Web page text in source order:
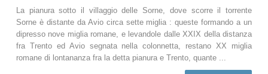
La pianura sotto il villaggio delle Sorne, dove scorre il torrente
Sorne è distante da Avio circa sette miglia : queste formando a un
dipresso nove miglia romane, e levandole dalle XXIX della distanza
fra Trento ed Avio segnata nella colonnetta, restano XX miglia
romane di lontananza fra la detta pianura e Trento, quante ...